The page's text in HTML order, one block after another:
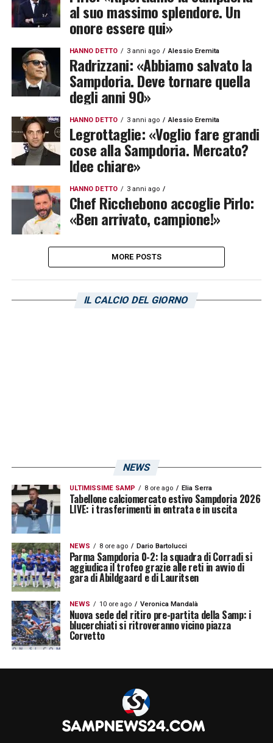
al suo massimo splendore. Un
onore essere qui»
HANNO DETTO 3 anni ago Alessio Eremita
Radrizzani: «Abbiamo salvato la
Sampdoria. Deve tornare quella
degli anni 90»
HANNO DETTO 3 anni ago Alessio Eremita
Legrottaglie: «Voglio fare grandi
cose alla Sampdoria. Mercato?
Idee chiare»
HANNO DETTO 3 anni ago
Chef Ricchebono accoglie Pirlo:
«Ben arrivato, campione!»
MORE POSTS
IL CALCIO DEL GIORNO
NEWS
ULTIMISSIME SAMP 8 ore ago Elia Serra
Tabellone calciomercato estivo Sampdoria 2026
LIVE: i trasferimenti in entrata e in uscita
NEWS 8 ore ago Dario Bartolucci
Parma Sampdoria 0-2: la squadra di Corradi si
aggiudica il trofeo grazie alle reti in avvio di
gara di Abildgaard e di Lauritsen
NEWS 10 ore ago Veronica Mandalà
Nuova sede del ritiro pre-partita della Samp: i
blucerchiati si ritroveranno vicino piazza
Corvetto